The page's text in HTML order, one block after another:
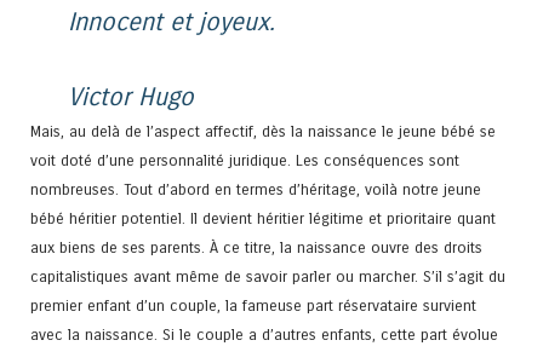
Innocent et joyeux.
Victor Hugo
Mais, au delà de l’aspect affectif, dès la naissance le jeune bébé se
voit doté d’une personnalité juridique. Les conséquences sont
nombreuses. Tout d’abord en termes d’héritage, voilà notre jeune
bébé héritier potentiel. Il devient héritier légitime et prioritaire quant
aux biens de ses parents. À ce titre, la naissance ouvre des droits
capitalistiques avant même de savoir parler ou marcher. S’il s’agit du
premier enfant d’un couple, la fameuse part réservataire survient
avec la naissance. Si le couple a d’autres enfants, cette part évolue